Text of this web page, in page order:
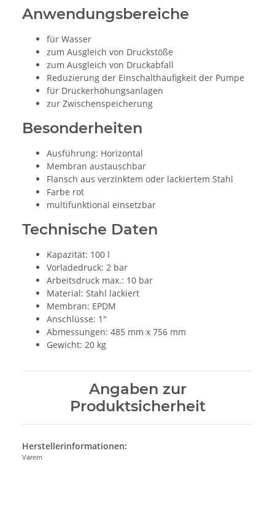
Anwendungsbereiche
für Wasser
zum Ausgleich von Druckstöße
zum Ausgleich von Druckabfall
Reduzierung der Einschalthäufigkeit der Pumpe
für Druckerhöhungsanlagen
zur Zwischenspeicherung
Besonderheiten
Ausführung: Horizontal
Membran austauschbar
Flansch aus verzinktem oder lackiertem Stahl
Farbe rot
multifunktional einsetzbar
Technische Daten
Kapazität: 100 l
Vorladedruck: 2 bar
Arbeitsdruck max.: 10 bar
Material: Stahl lackiert
Membran: EPDM
Anschlüsse: 1"
Abmessungen: 485 mm x 756 mm
Gewicht: 20 kg
Angaben zur
Produktsicherheit
Herstellerinformationen:
Varem